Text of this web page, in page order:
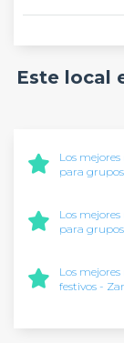
Este local
Los
para
Los
para
Los
festivos -